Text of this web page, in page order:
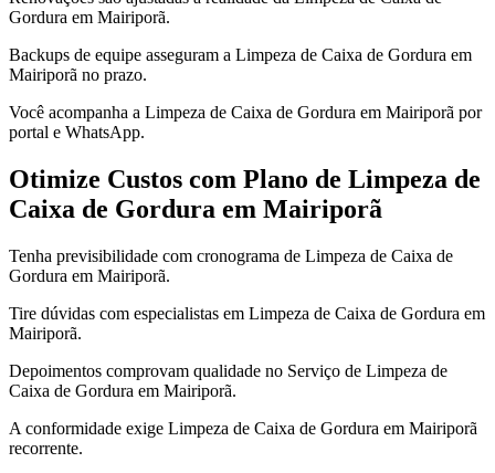
Gordura em Mairiporã.
Backups de equipe asseguram a Limpeza de Caixa de Gordura em
Mairiporã no prazo.
Você acompanha a Limpeza de Caixa de Gordura em Mairiporã por
portal e WhatsApp.
Otimize Custos com Plano de Limpeza de
Caixa de Gordura em Mairiporã
Tenha previsibilidade com cronograma de Limpeza de Caixa de
Gordura em Mairiporã.
Tire dúvidas com especialistas em Limpeza de Caixa de Gordura em
Mairiporã.
Depoimentos comprovam qualidade no Serviço de Limpeza de
Caixa de Gordura em Mairiporã.
A conformidade exige Limpeza de Caixa de Gordura em Mairiporã
recorrente.